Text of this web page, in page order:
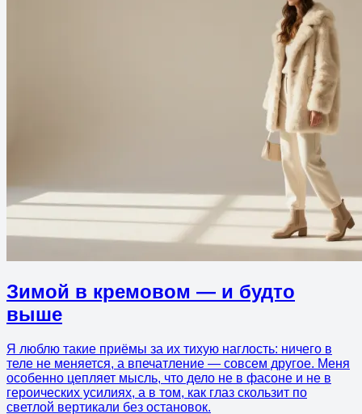
Зимой в кремовом — и будто
выше
Я люблю такие приёмы за их тихую наглость: ничего в
теле не меняется, а впечатление — совсем другое. Меня
особенно цепляет мысль, что дело не в фасоне и не в
героических усилиях, а в том, как глаз скользит по
светлой вертикали без остановок.